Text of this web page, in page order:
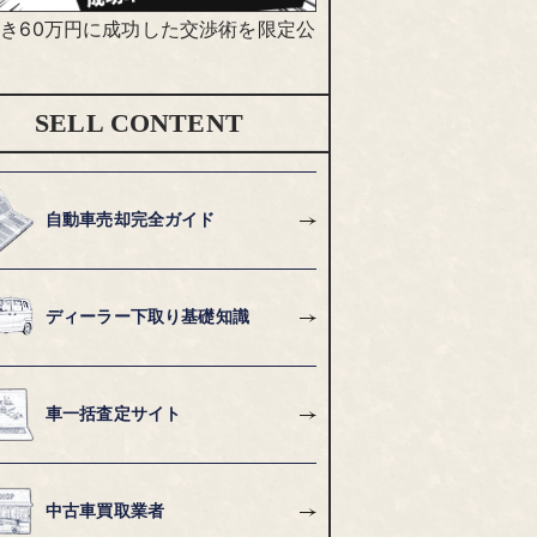
60万円に成功した交渉術を限定公
SELL CONTENT
自動車売却完全ガイド
ディーラー下取り基礎知識
車一括査定サイト
中古車買取業者